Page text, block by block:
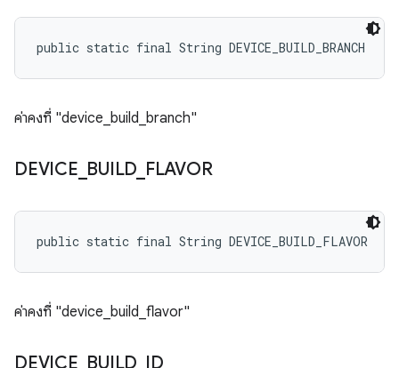
public static final String DEVICE_BUILD_BRANCH
ค่าคงที่ "device_build_branch"
DEVICE BUILD FLAVOR
public static final String DEVICE_BUILD_FLAVOR
ค่าคงที่ "device_build_flavor"
DEVICE BUILD ID